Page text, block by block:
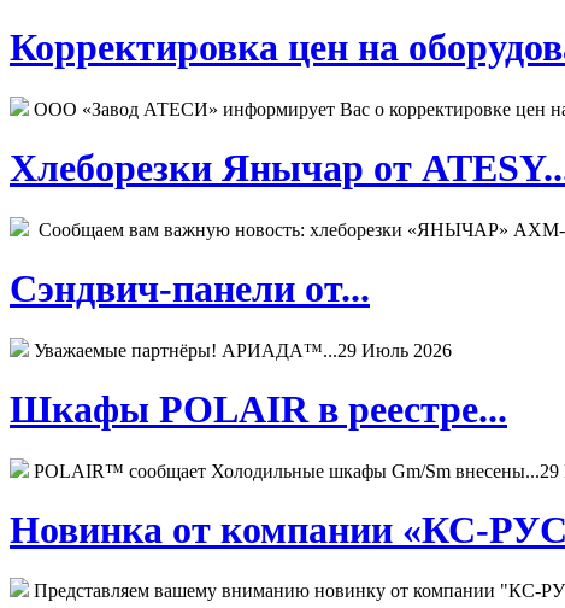
Корректировка цен на
ООО «Завод АТЕСИ» информирует Вас о корректировке цен
Хлеборезки Янычар от
Сообщаем вам важную новость: хлеборезки «ЯНЫЧАР»
Сэндвич-панели от...
Уважаемые партнёры! АРИАДА™...29 Июль 2026
Шкафы POLAIR в реестре...
POLAIR™ сообщает Холодильные шкафы Gm/Sm внесены...29
Новинка от компании «КС-
Представляем вашему вниманию новинку от компании "КС-